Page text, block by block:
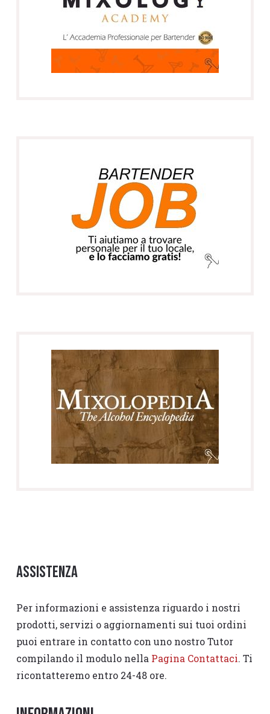
Assistenza
Per informazioni e assistenza riguardo i nostri
prodotti, servizi o aggiornamenti sui tuoi ordini
puoi entrare in contatto con uno nostro Tutor
compilando il modulo nella Pagina Contattaci. Ti
ricontatteremo entro 24-48 ore.